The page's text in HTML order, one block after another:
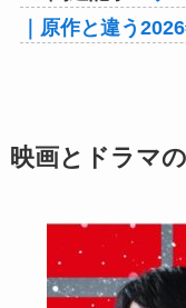
｜原作と違う
映画とドラマ